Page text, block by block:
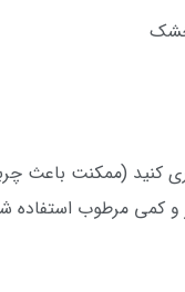
کنید (ممکنت باعث
و کمی مرطوب استفاده